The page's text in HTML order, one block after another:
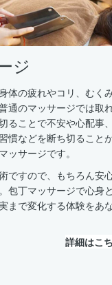
ジ
体の疲れやコリ、むく
通のマッサージでは取
ることで不安や心配事
慣などを断ち切ること
ッサージです。
ですので、もちろん安
包丁マッサージで心身
まで変化する体験をあ
詳細はこ